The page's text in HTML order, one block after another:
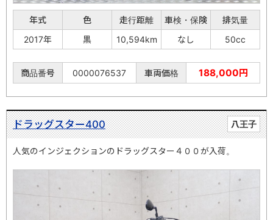
年式 色 走行距離 車検・保険
排気量
2017年
黒 10,594km なし 50cc
商品番号 0000076537 車両価格 188,000円
八王子
ドラッグスター400
人気のインジェクションのドラッグスター４００が入荷。